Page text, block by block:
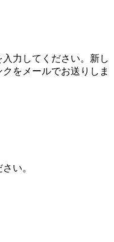
力してください。新し
をメールでお送りしま
い。